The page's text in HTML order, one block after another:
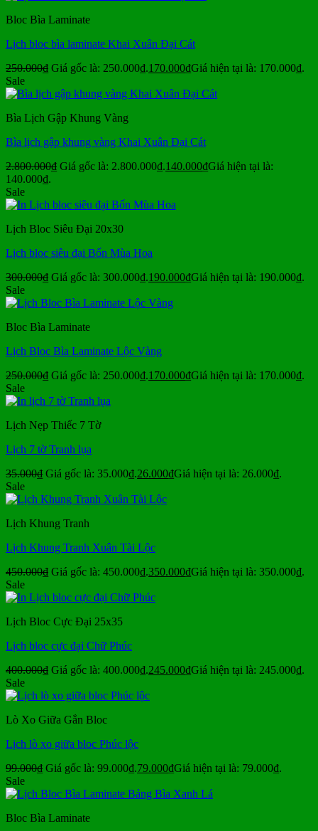
Bloc Bìa Laminate
Lịch bloc bìa laminate Khai Xuân Đại Cát
250.000₫ Giá gốc là: 250.000₫.170.000₫Giá hiện tại là: 170.000₫.
Sale
Bìa Lịch Gập Khung Vàng
Bìa lịch gập khung vàng Khai Xuân Đại Cát
2.800.000₫ Giá gốc là: 2.800.000₫.140.000₫Giá hiện tại là:
140.000₫.
Sale
Lịch Bloc Siêu Đại 20x30
Lịch bloc siêu đại Bốn Mùa Hoa
300.000₫ Giá gốc là: 300.000₫.190.000₫Giá hiện tại là: 190.000₫.
Sale
Bloc Bìa Laminate
Lịch Bloc Bìa Laminate Lộc Vàng
250.000₫ Giá gốc là: 250.000₫.170.000₫Giá hiện tại là: 170.000₫.
Sale
Lịch Nẹp Thiếc 7 Tờ
Lịch 7 tờ Tranh lụa
35.000₫ Giá gốc là: 35.000₫.26.000₫Giá hiện tại là: 26.000₫.
Sale
Lịch Khung Tranh
Lịch Khung Tranh Xuân Tài Lộc
450.000₫ Giá gốc là: 450.000₫.350.000₫Giá hiện tại là: 350.000₫.
Sale
Lịch Bloc Cực Đại 25x35
Lịch bloc cực đại Chữ Phúc
400.000₫ Giá gốc là: 400.000₫.245.000₫Giá hiện tại là: 245.000₫.
Sale
Lò Xo Giữa Gắn Bloc
Lịch lò xo giữa bloc Phúc lộc
99.000₫ Giá gốc là: 99.000₫.79.000₫Giá hiện tại là: 79.000₫.
Sale
Bloc Bìa Laminate